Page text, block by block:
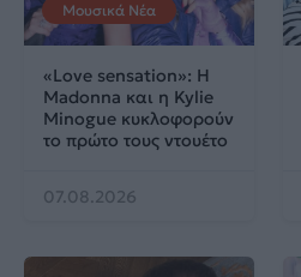
Μουσικά Νέα
«Love sensation»: Η
Madonna και η Kylie
Minogue κυκλοφορούν
το πρώτο τους ντουέτο
07.08.2026